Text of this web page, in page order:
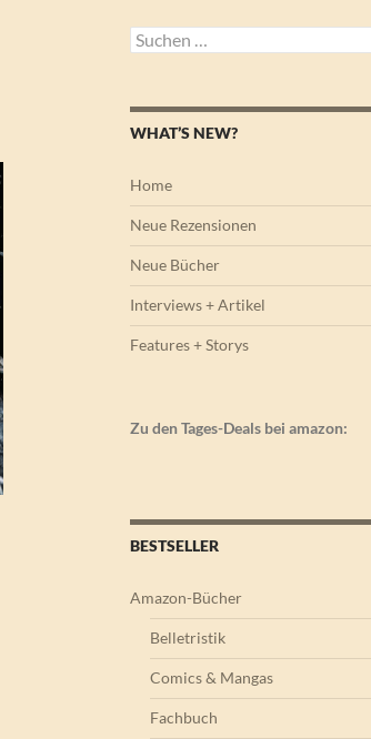
Suchen
nach:
WHAT’S NEW?
Home
Neue Rezensionen
Neue Bücher
Interviews + Artikel
Features + Storys
Zu den Tages-Deals bei amazon:
BESTSELLER
Amazon-Bücher
Belletristik
Comics & Mangas
Fachbuch